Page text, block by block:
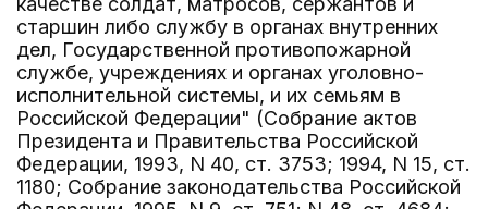
старшин либо службу в органах внутренних
дел, Государственной противопожарной
службе, учреждениях и органах уголовно-
исполнительной системы, и их семьям в
Российской Федерации" (Собрание актов
Президента и Правительства Российской
Федерации, 1993, N 40, ст. 3753; 1994, N 15, ст.
1180; Собрание законодательства Российской